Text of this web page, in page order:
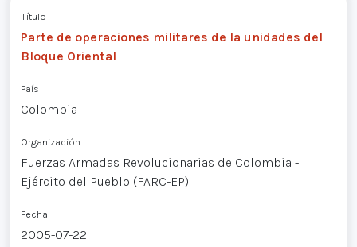
Título
Parte de operaciones militares de la unidades del
Bloque Oriental
País
Colombia
Organización
Fuerzas Armadas Revolucionarias de Colombia -
Ejército del Pueblo (FARC-EP)
Fecha
2005-07-22